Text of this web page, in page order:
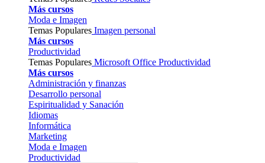
Más cursos
Moda e Imagen
Temas Populares Imagen personal
Más cursos
Productividad
Temas Populares Microsoft Office Productividad
Más cursos
Administración y finanzas
Desarrollo personal
Espiritualidad y Sanación
Idiomas
Informática
Marketing
Moda e Imagen
Productividad